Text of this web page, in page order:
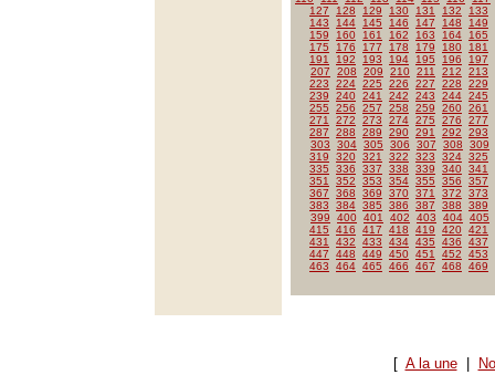
127
128 129 130 131 132
133
143
144 145 146 147 148
149
159
160 161 162 163 164
165
175
176 177 178 179 180
181
191
192 193 194 195 196
197
207
208 209 210 211 212
213
223
224 225 226 227 228
229
239
240 241 242 243 244 245
255
256 257 258 259 260 261
271
272 273 274 275 276
277
287
288 289 290 291 292
293
303
304 305 306 307 308
309
319
320 321 322 323 324 325
335
336 337 338 339 340 341
351
352 353 354 355 356
357
367
368 369 370 371 372
373
383
384 385 386 387 388
389
399
400 401 402 403 404 405
415
416 417 418 419 420 421
431
432 433 434 435 436
437
447
448 449 450 451 452
453
463
464 465 466 467 468 469
[ A la une|